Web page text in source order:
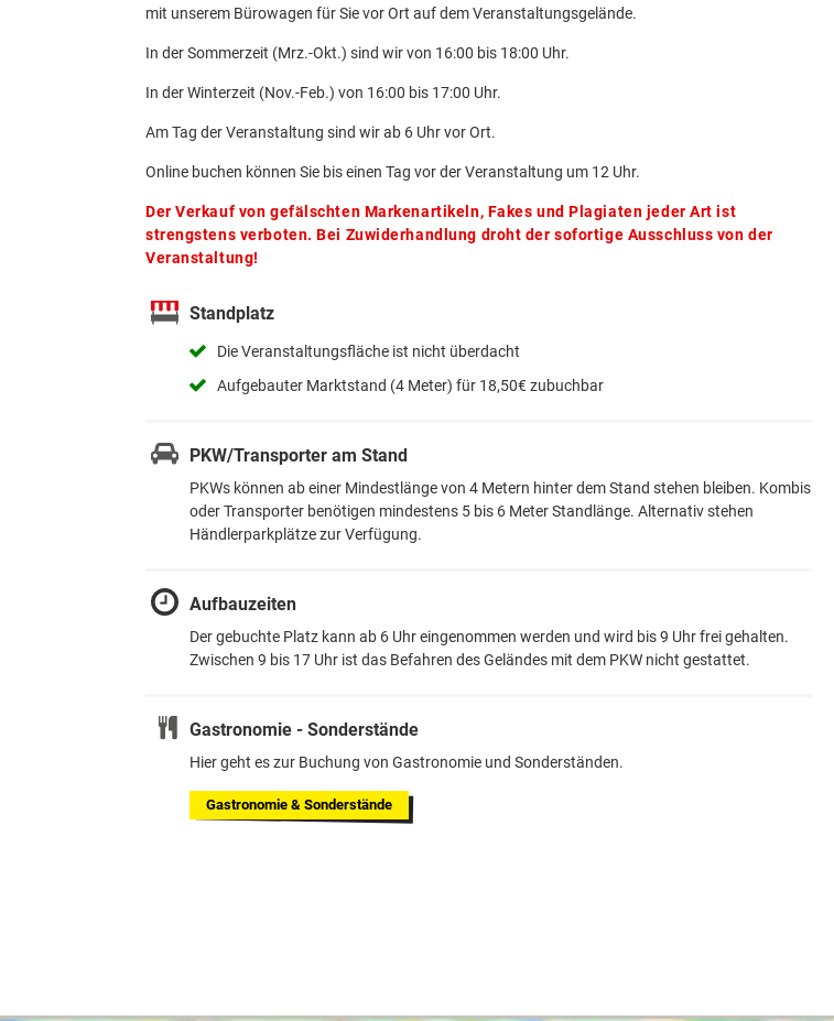
mit unserem Bürowagen für Sie vor Ort auf dem Veranstaltungsgelände.
In der Sommerzeit (Mrz.-Okt.) sind wir von 16:00 bis 18:00 Uhr.
In der Winterzeit (Nov.-Feb.) von 16:00 bis 17:00 Uhr.
Am Tag der Veranstaltung sind wir ab 6 Uhr vor Ort.
Online buchen können Sie bis einen Tag vor der Veranstaltung um 12 Uhr.
Der Verkauf von gefälschten Markenartikeln, Fakes und Plagiaten jeder Art ist
strengstens verboten. Bei Zuwiderhandlung droht der sofortige Ausschluss von der
Veranstaltung!
Standplatz
Die Veranstaltungsfläche ist nicht überdacht
Aufgebauter Marktstand (4 Meter) für 18,50€ zubuchbar
PKW/Transporter am Stand
PKWs können ab einer Mindestlänge von 4 Metern hinter dem Stand stehen bleiben. Kombis
oder Transporter benötigen mindestens 5 bis 6 Meter Standlänge. Alternativ stehen
Händlerparkplätze zur Verfügung.
Aufbauzeiten
Der gebuchte Platz kann ab 6 Uhr eingenommen werden und wird bis 9 Uhr frei gehalten.
Zwischen 9 bis 17 Uhr ist das Befahren des Geländes mit dem PKW nicht gestattet.
Gastronomie - Sonderstände
Hier geht es zur Buchung von Gastronomie und Sonderständen.
Gastronomie & Sonderstände